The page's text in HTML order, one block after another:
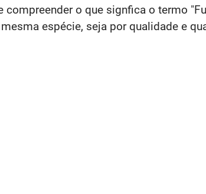
o que signfica o termo
espécie, seja por qualidade e